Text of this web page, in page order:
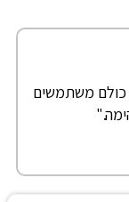
כולם משתמשים